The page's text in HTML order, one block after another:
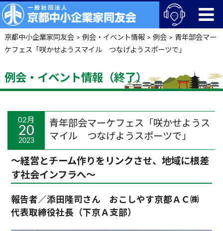
京都中小企業家同友会> 例会・イベント情報> 例会> 青年部会マー
ケフェス「咲かせようスマイル つなげようスポーツで」
例会・イベント情報（終了）
02月
20
2023
青年部会マーケフェス「咲かせようス
マイル つなげようスポーツで」
～経営とチーム作りをリンクさせ、地域に根差
す社会インフラへ～
報告者／添田隆司さん おこしやす京都ＡＣ㈱
代表取締役社長（下京Ａ支部）